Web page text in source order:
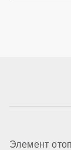
Элемент